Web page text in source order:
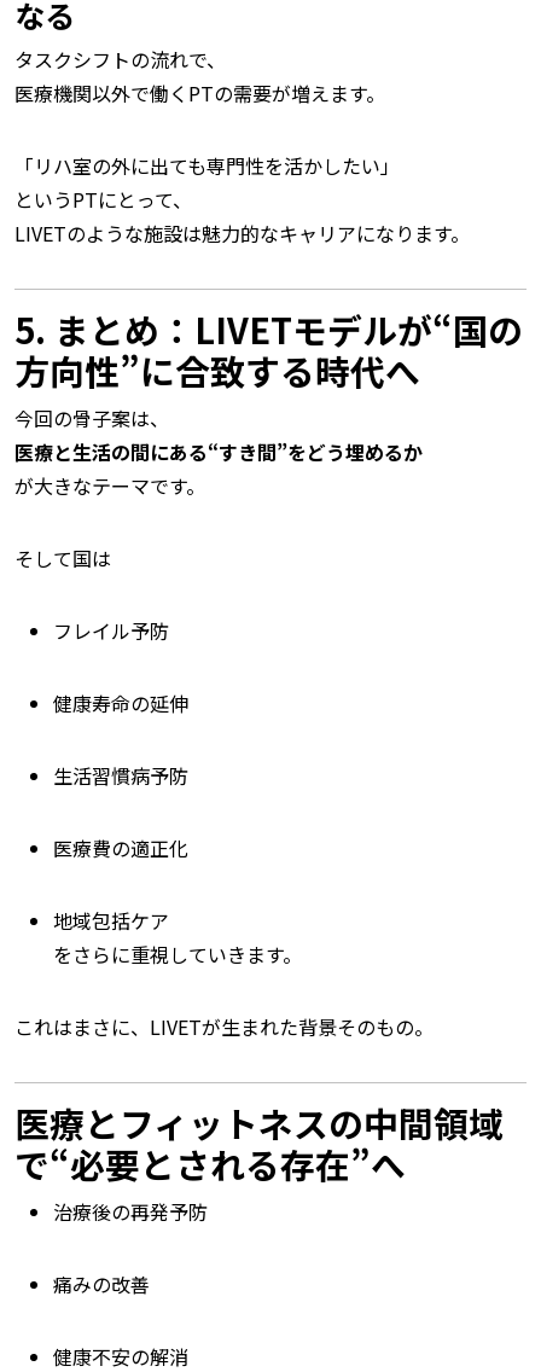
なる
タスクシフトの流れで、
医療機関以外で働くPTの需要が増えます。
「リハ室の外に出ても専門性を活かしたい」
というPTにとって、
LIVETのような施設は魅力的なキャリアになります。
5. まとめ：LIVETモデルが“国の
方向性”に合致する時代へ
今回の骨子案は、
医療と生活の間にある“すき間”をどう埋めるか
が大きなテーマです。
そして国は
フレイル予防
健康寿命の延伸
生活習慣病予防
医療費の適正化
地域包括ケア
をさらに重視していきます。
これはまさに、LIVETが生まれた背景そのもの。
医療とフィットネスの中間領域
で“必要とされる存在”へ
治療後の再発予防
痛みの改善
健康不安の解消